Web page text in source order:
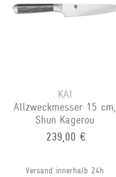
KAI
Allzweckmesser 15 cm,
Shun Kagerou
239,00 €
Versand innerhalb 24h